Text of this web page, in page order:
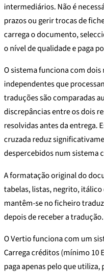
intermediários. Não é
prazos ou gerir trocas de
carrega o documento,
o nível de qualidade e paga
O sistema funciona com
independentes que
traduções são comparadas
discrepâncias entre os dois
resolvidas antes da entrega.
cruzada reduz
despercebidos num sistema
A formatação original do
tabelas, listas, negrito,
mantêm-se no ficheiro
depois de receber a tradução.
O Vertio funciona com um
Carrega créditos (mínimo 10
paga apenas pelo que